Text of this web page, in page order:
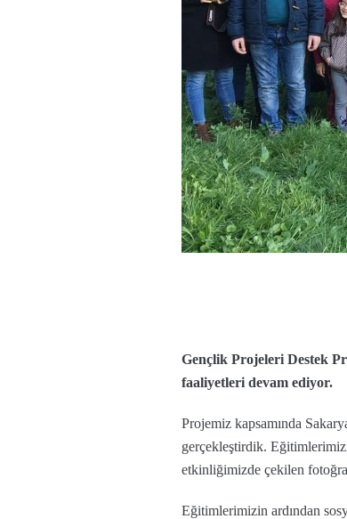
Gençlik Projeleri Destek
faaliyetleri devam ediyor.
Projemiz kapsamında
gerçekleştirdik.
etkinliğimizde çekilen
Eğitimlerimizin ardından